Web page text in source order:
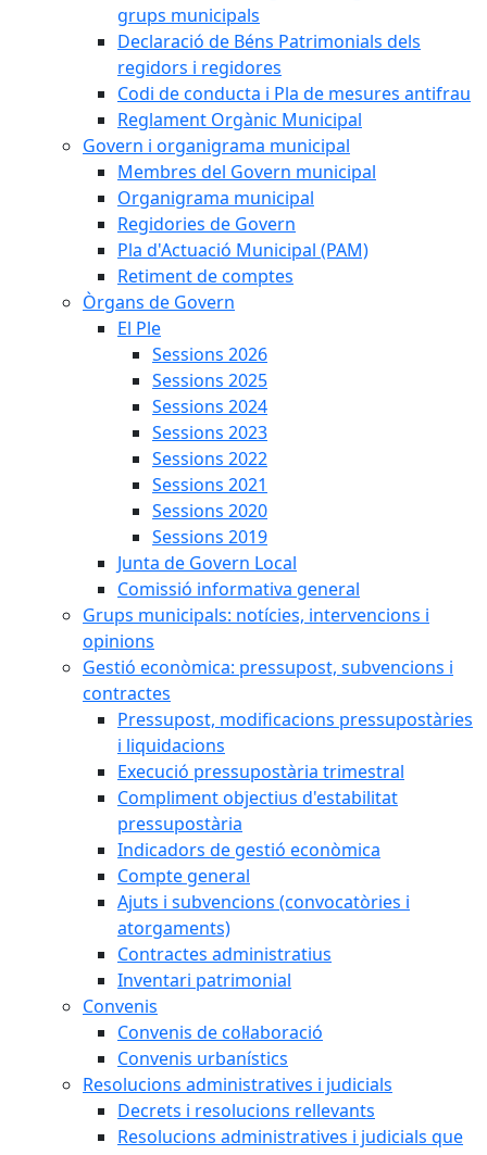
grups municipals
Declaració de Béns Patrimonials dels
regidors i regidores
Codi de conducta i Pla de mesures antifrau
Reglament Orgànic Municipal
Govern i organigrama municipal
Membres del Govern municipal
Organigrama municipal
Regidories de Govern
Pla d'Actuació Municipal (PAM)
Retiment de comptes
Òrgans de Govern
El Ple
Sessions 2026
Sessions 2025
Sessions 2024
Sessions 2023
Sessions 2022
Sessions 2021
Sessions 2020
Sessions 2019
Junta de Govern Local
Comissió informativa general
Grups municipals: notícies, intervencions i
opinions
Gestió econòmica: pressupost, subvencions i
contractes
Pressupost, modificacions pressupostàries
i liquidacions
Execució pressupostària trimestral
Compliment objectius d'estabilitat
pressupostària
Indicadors de gestió econòmica
Compte general
Ajuts i subvencions (convocatòries i
atorgaments)
Contractes administratius
Inventari patrimonial
Convenis
Convenis de col·laboració
Convenis urbanístics
Resolucions administratives i judicials
Decrets i resolucions rellevants
Resolucions administratives i judicials que